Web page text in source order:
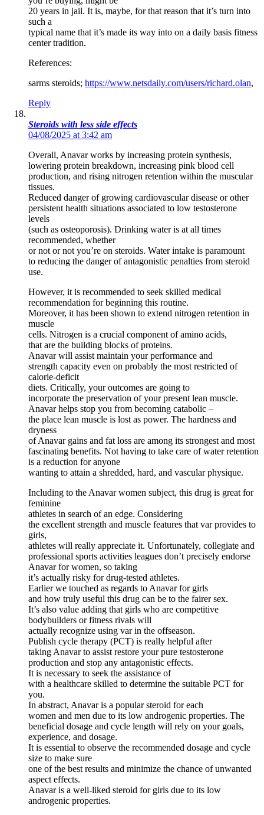
20 years in jail. It is, maybe, for that reason that it’s turn into
such a
typical name that it’s made its way into on a daily basis fitness
center tradition.
References:
sarms steroids; https://www.netsdaily.com/users/richard.olan,
Reply
Steroids with less side effects
04/08/2025 at 3:42 am
Overall, Anavar works by increasing protein synthesis,
lowering protein breakdown, increasing pink blood cell
production, and rising nitrogen retention within the muscular
tissues.
Reduced danger of growing cardiovascular disease or other
persistent health situations associated to low testosterone
levels
(such as osteoporosis). Drinking water is at all times
recommended, whether
or not or not you’re on steroids. Water intake is paramount
to reducing the danger of antagonistic penalties from steroid
use.
However, it is recommended to seek skilled medical
recommendation for beginning this routine.
Moreover, it has been shown to extend nitrogen retention in
muscle
cells. Nitrogen is a crucial component of amino acids,
that are the building blocks of proteins.
Anavar will assist maintain your performance and
strength capacity even on probably the most restricted of
calorie-deficit
diets. Critically, your outcomes are going to
incorporate the preservation of your present lean muscle.
Anavar helps stop you from becoming catabolic –
the place lean muscle is lost as power. The hardness and
dryness
of Anavar gains and fat loss are among its strongest and most
fascinating benefits. Not having to take care of water retention
is a reduction for anyone
wanting to attain a shredded, hard, and vascular physique.
Including to the Anavar women subject, this drug is great for
feminine
athletes in search of an edge. Considering
the excellent strength and muscle features that var provides to
girls,
athletes will really appreciate it. Unfortunately, collegiate and
professional sports activities leagues don’t precisely endorse
Anavar for women, so taking
it’s actually risky for drug-tested athletes.
Earlier we touched as regards to Anavar for girls
and how truly useful this drug can be to the fairer sex.
It’s also value adding that girls who are competitive
bodybuilders or fitness rivals will
actually recognize using var in the offseason.
Publish cycle therapy (PCT) is really helpful after
taking Anavar to assist restore your pure testosterone
production and stop any antagonistic effects.
It is necessary to seek the assistance of
with a healthcare skilled to determine the suitable PCT for
you.
In abstract, Anavar is a popular steroid for each
women and men due to its low androgenic properties. The
beneficial dosage and cycle length will rely on your goals,
experience, and dosage.
It is essential to observe the recommended dosage and cycle
size to make sure
one of the best results and minimize the chance of unwanted
aspect effects.
Anavar is a well-liked steroid for girls due to its low
androgenic properties.